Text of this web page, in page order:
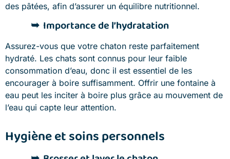
des pâtées, afin d’assurer un équilibre nutritionnel.
Importance de l’hydratation
Assurez-vous que votre chaton reste parfaitement
hydraté. Les chats sont connus pour leur faible
consommation d’eau, donc il est essentiel de les
encourager à boire suffisamment. Offrir une fontaine à
eau peut les inciter à boire plus grâce au mouvement de
l’eau qui capte leur attention.
Hygiène et soins personnels